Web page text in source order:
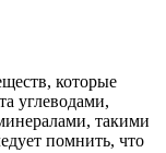
которые
углеводами,
такими
помнить, что